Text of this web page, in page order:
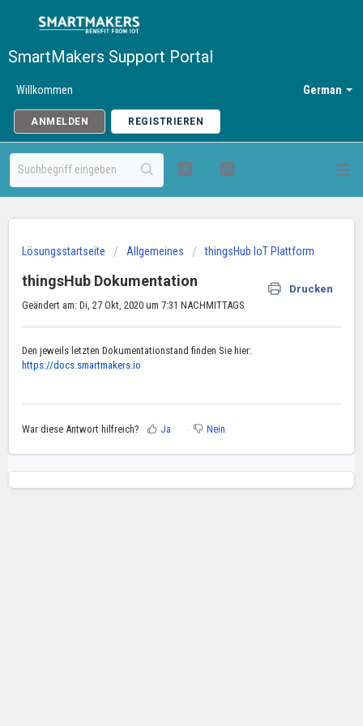
SmartMakers Support Portal
German
Willkommen
ANMELDEN REGISTRIEREN
Lösungsstartseite Allgemeines thingsHub IoT Plattform
thingsHub Dokumentation
Drucken
Geändert am: Di, 27 Okt, 2020 um 7:31 NACHMITTAGS
Den jeweils letzten Dokumentationstand finden Sie hier:
https://docs.smartmakers.io
War diese Antwort hilfreich? Ja Nein